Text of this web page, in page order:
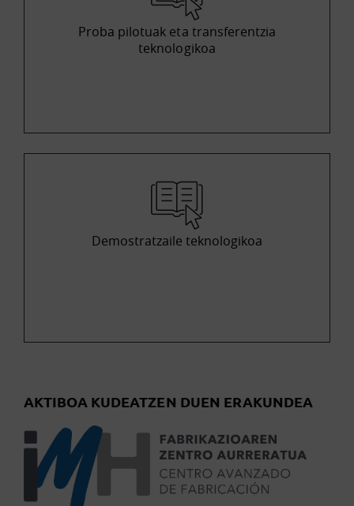
Proba pilotuak eta transferentzia
teknologikoa
Demostratzaile teknologikoa
AKTIBOA KUDEATZEN DUEN ERAKUNDEA